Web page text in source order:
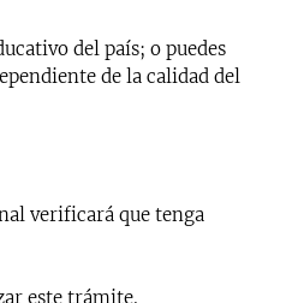
del país; o puedes
de la calidad del
verificará que tenga
este trámite.